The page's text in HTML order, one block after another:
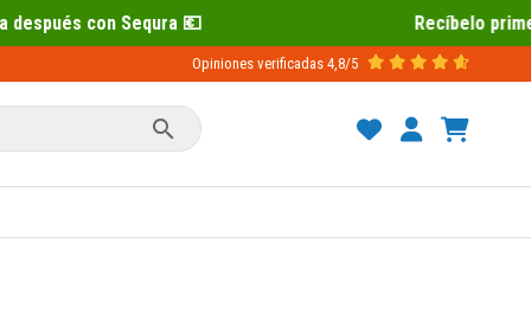
Recíbelo primero 📦 Paga después con
Opiniones verificadas 4,8/5
